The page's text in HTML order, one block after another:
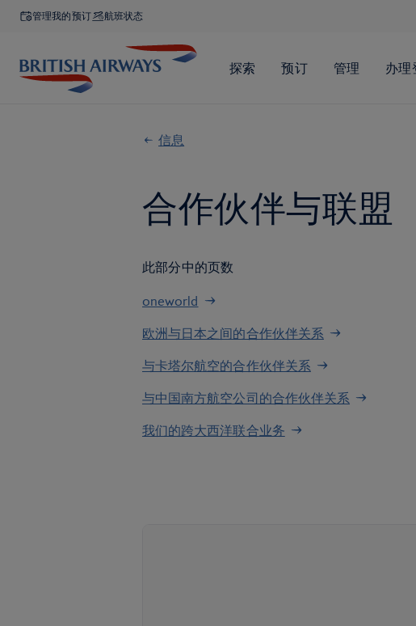
管理我的预订 航班状态
信息
合作伙伴与联盟
此部分中的页数
oneworld
欧洲与日本之间的合作伙伴关系
与卡塔尔航空的合作伙伴关系
与中国南方航空公司的合作伙伴关系
我们的跨大西洋联合业务